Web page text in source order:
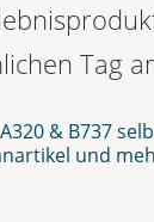
Tag
A320 & B737
und